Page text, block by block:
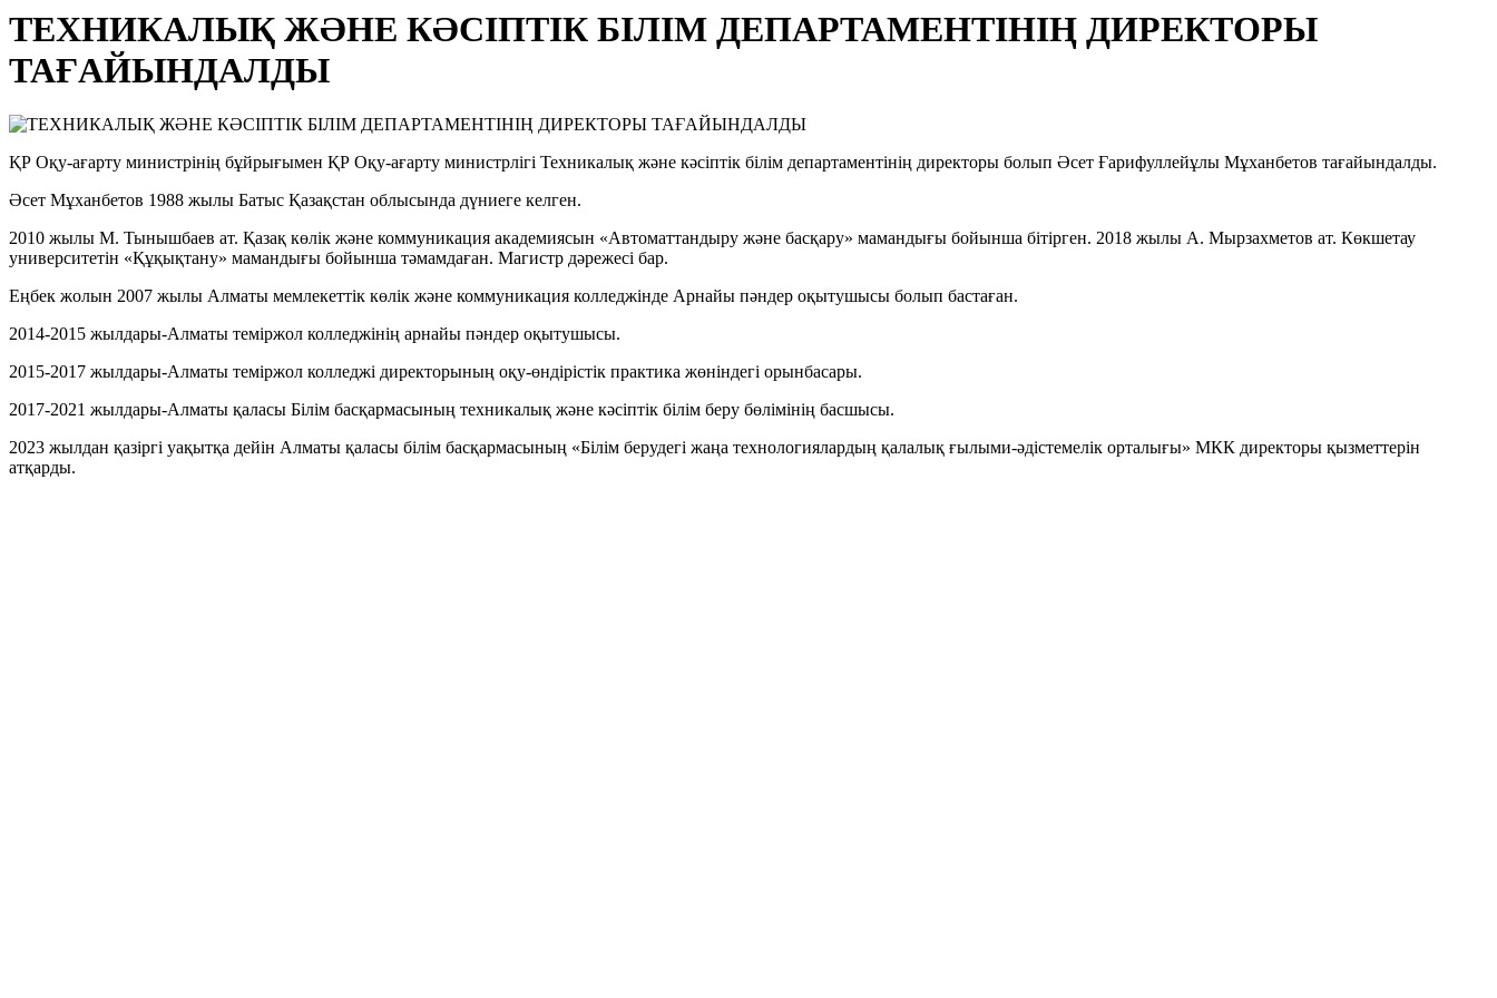
ТЕХНИКАЛЫҚ ЖӘНЕ КӘСІПТІК БІЛІМ ДЕПАРТАМЕНТІНІҢ ДИРЕКТОРЫ
ТАҒАЙЫНДАЛДЫ
ҚР Оқу-ағарту министрінің бұйрығымен ҚР Оқу-ағарту министрлігі Техникалық және кәсіптік білім департаментінің директоры болып Әсет Ғарифуллейұлы Мұханбетов тағайындалды.
Әсет Мұханбетов 1988 жылы Батыс Қазақстан облысында дүниеге келген.
2010 жылы М. Тынышбаев ат. Қазақ көлік және коммуникация академиясын «Автоматтандыру және басқару» мамандығы бойынша бітірген. 2018 жылы А. Мырзахметов ат. Көкшетау
университетін «Құқықтану» мамандығы бойынша тәмамдаған. Магистр дәрежесі бар.
Еңбек жолын 2007 жылы Алматы мемлекеттік көлік және коммуникация колледжінде Арнайы пәндер оқытушысы болып бастаған.
2014-2015 жылдары-Алматы теміржол колледжінің арнайы пәндер оқытушысы.
2015-2017 жылдары-Алматы теміржол колледжі директорының оқу-өндірістік практика жөніндегі орынбасары.
2017-2021 жылдары-Алматы қаласы Білім басқармасының техникалық және кәсіптік білім беру бөлімінің басшысы.
2023 жылдан қазіргі уақытқа дейін Алматы қаласы білім басқармасының «Білім берудегі жаңа технологиялардың қалалық ғылыми-әдістемелік орталығы» МКК директоры қызметтерін
атқарды.